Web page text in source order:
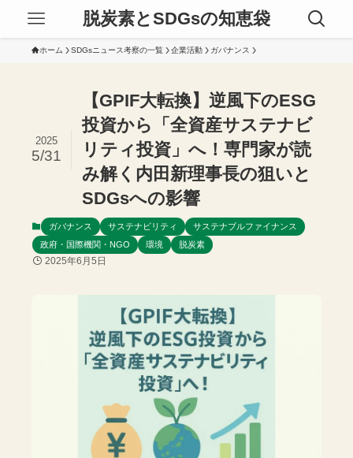
脱炭素とSDGsの知恵袋
ホーム SDGsニュース考察の一覧 企業活動 ガバナンス
【GPIF大転換】逆風下のESG
投資から「全資産サステナビ
リティ投資」へ！専門家が読
み解く内田新理事長の狙いと
SDGsへの影響
2025
5/31
ガバナンス サステナビリティ
サステナブルファイナンス
政府・国際機関・NGO
環境 脱炭素
2025年6月5日